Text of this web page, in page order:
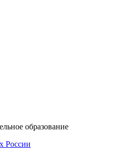
образование
России